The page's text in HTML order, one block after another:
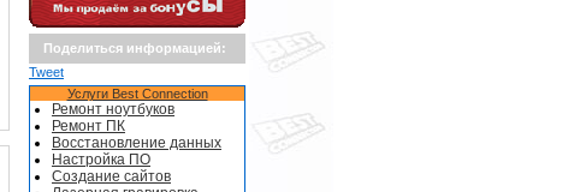
Поделиться информацией:
Tweet
Услуги Best Connection
Ремонт ноутбуков
Ремонт ПК
Восстановление данных
Настройка ПО
Создание сайтов